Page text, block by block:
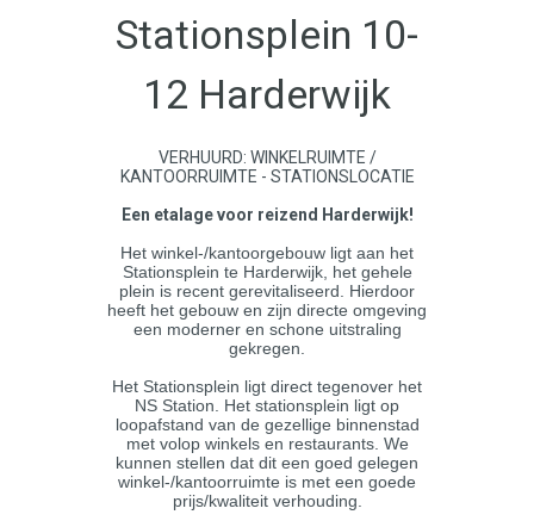
Stationsplein 10-
12 Harderwijk
VERHUURD: WINKELRUIMTE /
KANTOORRUIMTE - STATIONSLOCATIE
Een etalage voor reizend Harderwijk!
Het winkel-/kantoorgebouw ligt aan het
Stationsplein te Harderwijk, het gehele
plein is recent gerevitaliseerd. Hierdoor
heeft het gebouw en zijn directe omgeving
een moderner en schone uitstraling
gekregen.
Het Stationsplein ligt direct tegenover het
NS Station. Het stationsplein ligt op
loopafstand van de gezellige binnenstad
met volop winkels en restaurants. We
kunnen stellen dat dit een goed gelegen
winkel-/kantoorruimte is met een goede
prijs/kwaliteit verhouding.